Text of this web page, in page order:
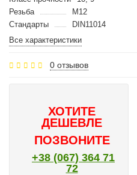
Резьба
M12
Стандарты
DIN11014
Все характеристики
0 отзывов
ХОТИТЕ
ДЕШЕВЛЕ
ПОЗВОНИТЕ
+38 (067) 364 71
72